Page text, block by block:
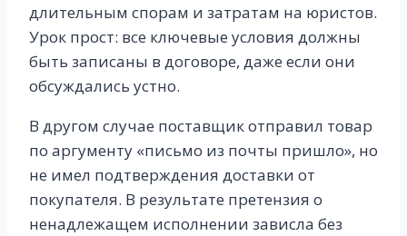
длительным спорам и затратам на юристов.
Урок прост: все ключевые условия должны
быть записаны в договоре, даже если они
обсуждались устно.
В другом случае поставщик отправил товар
по аргументу «письмо из почты пришло», но
не имел подтверждения доставки от
покупателя. В результате претензия о
ненадлежащем исполнении зависла без